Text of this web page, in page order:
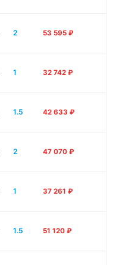
2 53 595 ₽
1 32 742 ₽
1.5 42 633 ₽
2 47 070 ₽
1 37 261 ₽
1.5 51 120 ₽